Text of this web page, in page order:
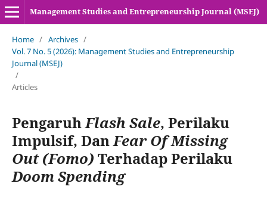
Management Studies and Entrepreneurship Journal (MSEJ)
Home / Archives /
Vol. 7 No. 5 (2026): Management Studies and Entrepreneurship
Journal (MSEJ)
/
Articles
PengaruhFlash Sale, Perilaku
Impulsif, DanFear OfMissing
Out (Fomo) Terhadap Perilaku
Doom Spending